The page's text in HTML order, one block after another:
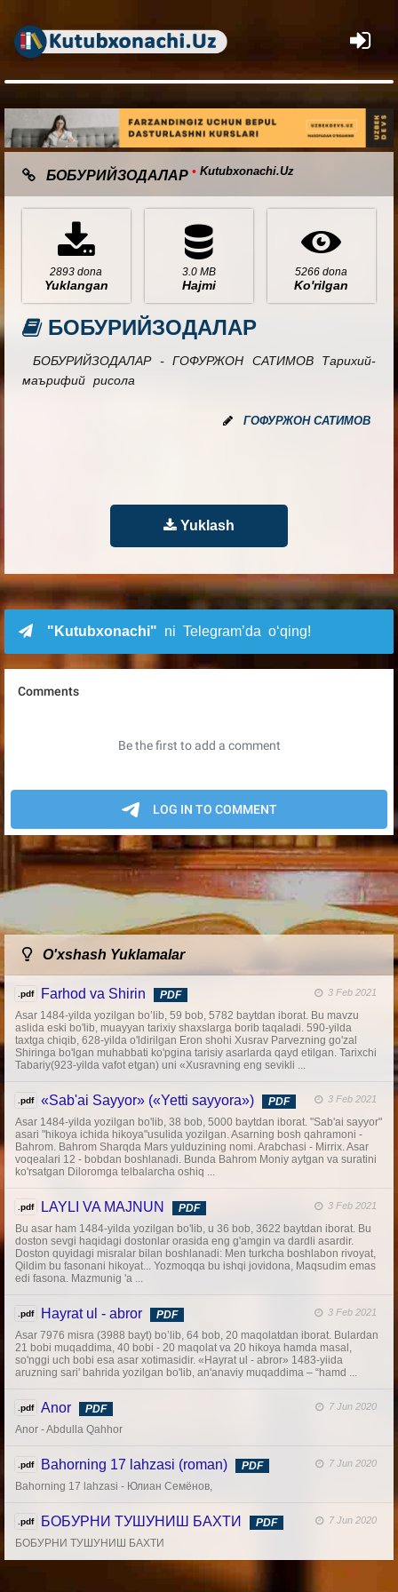
×
БОБУРИЙЗОДАЛАР • Kutubxonachi.Uz
2893 dona
Yuklangan
3.0 MB
Hajmi
5266 dona
Ko'rilgan
БОБУРИЙЗОДАЛАР
БОБУРИЙЗОДАЛАР - ГОФУРЖОН САТИМОВ Тарихий-
маърифий рисола
ГОФУРЖОН САТИМОВ
Yuklash
"Kutubxonachi" ni Telegram’da o‘qing!
O'xshash Yuklamalar
.pdf Farhod va Shirin PDF 3 Feb 2021
Asar 1484-yilda yozilgan bo’lib, 59 bob, 5782 baytdan iborat. Bu mavzu
aslida eski bo'lib, muayyan tarixiy shaxslarga borib taqaladi. 590-yilda
taxtga chiqib, 628-yilda o'ldirilgan Eron shohi Xusrav Parvezning go'zal
Shiringa bo'lgan muhabbati ko'pgina tarisiy asarlarda qayd etilgan. Tarixchi
Tabariy(923-yilda vafot etgan) uni «Xusravning eng sevikli ...
.pdf «Sab'ai Sayyor» («Yetti sayyora») PDF 3 Feb 2021
Asar 1484-yilda yozilgan bo'lib, 38 bob, 5000 baytdan iborat. "Sab'ai sayyor"
asari "hikoya ichida hikoya"usulida yozilgan. Asarning bosh qahramoni -
Bahrom. Bahrom Sharqda Mars yulduzining nomi. Arabchasi - Mirrix. Asar
voqealari 12 - bobdan boshlanadi. Bunda Bahrom Moniy aytgan va suratini
ko'rsatgan Diloromga telbalarcha oshiq ...
.pdf LAYLI VA MAJNUN PDF 3 Feb 2021
Bu asar ham 1484-yilda yozilgan bo'lib, u 36 bob, 3622 baytdan iborat. Bu
doston sevgi haqidagi dostonlar orasida eng g'amgin va dardli asardir.
Doston quyidagi misralar bilan boshlanadi: Men turkcha boshlabon rivoyat,
Qildim bu fasonani hikoyat... Yozmoqqa bu ishqi jovidona, Maqsudim emas
edi fasona. Mazmunig 'a ...
.pdf Hayrat ul - abror PDF 3 Feb 2021
Asar 7976 misra (3988 bayt) bo’lib, 64 bob, 20 maqolatdan iborat. Bulardan
21 bobi muqaddima, 40 bobi - 20 maqolat va 20 hikoya hamda masal,
so'nggi uch bobi esa asar xotimasidir. «Hayrat ul - abror» 1483-yiida
aruzning sari' bahrida yozilgan bo'lib, an'anaviy muqaddima – “hamd ...
.pdf Anor PDF 7 Jun 2020
Anor - Abdulla Qahhor
.pdf Bahorning 17 lahzasi (roman) PDF 7 Jun 2020
Bahorning 17 lahzasi - Юлиан Семёнов,
.pdf БОБУРНИ ТУШУНИШ БАХТИ PDF 7 Jun 2020
БОБУРНИ ТУШУНИШ БАХТИ